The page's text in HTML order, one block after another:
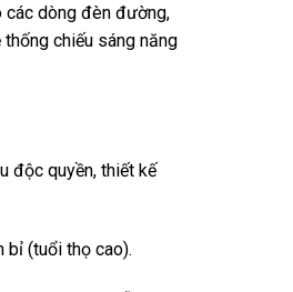
các dòng đèn đường,
chiếu sáng năng
độc quyền, thiết kế
bỉ (tuổi thọ cao).